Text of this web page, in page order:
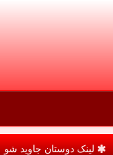
لینک دوستان جاوید شو